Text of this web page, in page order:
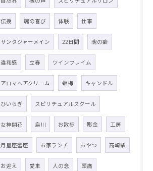
伝授 魂の喜び 体験 仕事
サンタジャーメイン 22日間 魂の癖
違和感 立春 ツインフレイム
アロマヘアクリーム 蝋梅 キャンドル
ひいらぎ スピリチュアルスクール
女神開花 烏川 お散歩 彫金 工房
月星座蟹座 お家ランチ おやつ 高崎駅
お迎え 愛車 人の念 頭痛